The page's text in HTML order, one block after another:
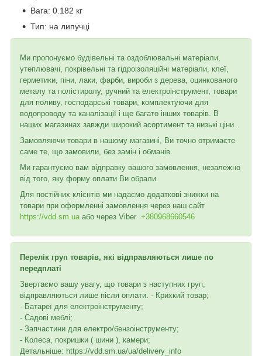
Вага: 0.182 кг
Тип: на липучці
Ми пропонуємо будівельні та оздоблювальні матеріали,
утеплювачі, покрівельні та гідроізоляційні матеріали, клеї,
герметики, піни, лаки, фарби, вироби з дерева, оцинкованого
металу та полістиролу, ручний та електроінструмент, товари
для поливу, господарські товари, комплектуючи для
водопроводу та каналізації і ще багато інших товарів. В
наших магазинах завжди широкий асортимент та низькі ціни.
Замовляючи товари в нашому магазині, Ви точно отримаєте
саме те, що замовили, без замін і обманів.
Ми гарантуємо вам відправку вашого замовлення, незалежно
від того, яку форму оплати Ви обрали.
Для постійних клієнтів ми надаємо додаткові знижки на
товари при оформленні замовлення через наш сайт
https://vdd.sm.ua або через Viber +380968660546
Перелік груп товарів, які відправляються лише по
передплаті
Звертаємо вашу увагу, що товари з наступних груп,
відправляються лише після оплати. - Крихкий товар;
- Батареї для електроінструменту;
- Садові меблі;
- Запчастини для електро/бензоінструменту;
- Колеса, покришки ( шини ), камери;
Детальніше: https://vdd.sm.ua/ua/delivery_info